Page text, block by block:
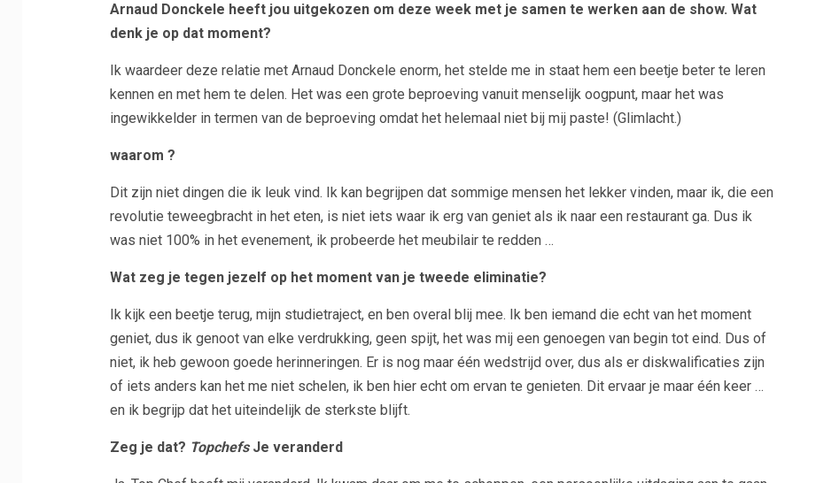
Arnaud Donckele heeft jou uitgekozen om deze week met je samen te werken aan de show. Wat
denk je op dat moment?
Ik waardeer deze relatie met Arnaud Donckele enorm, het stelde me in staat hem een ​​beetje beter te leren
kennen en met hem te delen. Het was een grote beproeving vanuit menselijk oogpunt, maar het was
ingewikkelder in termen van de beproeving omdat het helemaal niet bij mij paste! (Glimlacht.)
waarom ?
Dit zijn niet dingen die ik leuk vind. Ik kan begrijpen dat sommige mensen het lekker vinden, maar ik, die een
revolutie teweegbracht in het eten, is niet iets waar ik erg van geniet als ik naar een restaurant ga. Dus ik
was niet 100% in het evenement, ik probeerde het meubilair te redden …
Wat zeg je tegen jezelf op het moment van je tweede eliminatie?
Ik kijk een beetje terug, mijn studietraject, en ben overal blij mee. Ik ben iemand die echt van het moment
geniet, dus ik genoot van elke verdrukking, geen spijt, het was mij een genoegen van begin tot eind. Dus of
niet, ik heb gewoon goede herinneringen. Er is nog maar één wedstrijd over, dus als er diskwalificaties zijn
of iets anders kan het me niet schelen, ik ben hier echt om ervan te genieten. Dit ervaar je maar één keer …
en ik begrijp dat het uiteindelijk de sterkste blijft.
Zeg je dat? TopchefsJe veranderd